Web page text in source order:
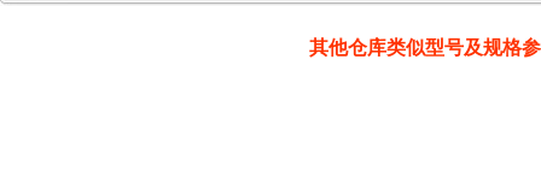
其他仓库类似型号及规格